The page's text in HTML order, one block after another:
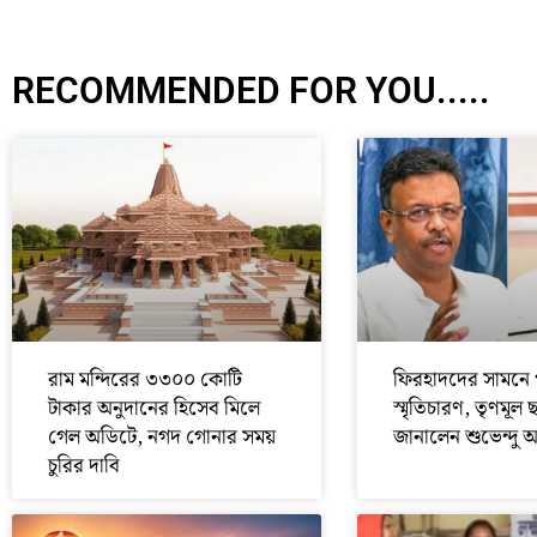
RECOMMENDED FOR YOU.....
রাম মন্দিরের ৩৩০০ কোটি
টাকার অনুদানের হিসেব মিলে
গেল অডিটে, নগদ গোনার সময়
চুরির দাবি
ফিরহাদদের
স্মৃতিচারণ, তৃণমূল
জানালেন শুভেন্দু